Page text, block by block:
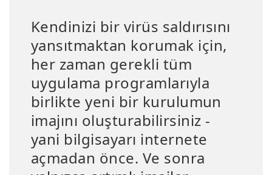
Kendinizi bir virüs saldırısını
yansıtmaktan korumak için,
her zaman gerekli tüm
uygulama programlarıyla
birlikte yeni bir kurulumun
imajını oluşturabilirsiniz -
yani bilgisayarı internete
açmadan önce. Ve sonra